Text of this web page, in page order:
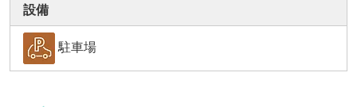
設備
駐車場